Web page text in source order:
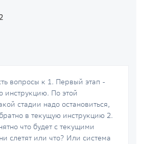
вопросы к 1. Первый этап -
инструкцию. По этой
стадии надо остановиться,
в текущую инструкцию 2.
что будет с текущими
слетят или что? Или система